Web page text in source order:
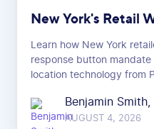
New York's Retail
Learn how New York
response button
location technology from
Benjamin Smith,
AUGUST 4, 2026